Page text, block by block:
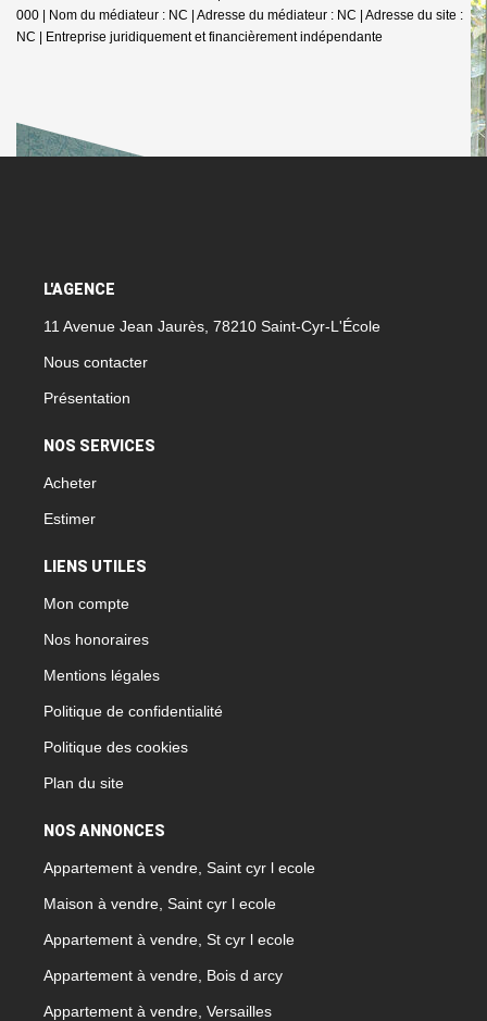
000 | Nom du médiateur : NC | Adresse du médiateur : NC | Adresse du site :
NC | Entreprise juridiquement et financièrement indépendante
L'AGENCE
11 Avenue Jean Jaurès, 78210 Saint-Cyr-L'École
Nous contacter
Présentation
NOS SERVICES
Acheter
Estimer
LIENS UTILES
Mon compte
Nos honoraires
Mentions légales
Politique de confidentialité
Politique des cookies
Plan du site
NOS ANNONCES
Appartement à vendre, Saint cyr l ecole
Maison à vendre, Saint cyr l ecole
Appartement à vendre, St cyr l ecole
Appartement à vendre, Bois d arcy
Appartement à vendre, Versailles